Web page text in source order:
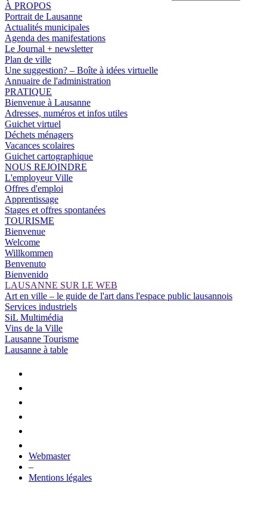
À PROPOS
Portrait de Lausanne
Actualités municipales
Agenda des manifestations
Le Journal + newsletter
Plan de ville
Une suggestion? – Boîte à idées virtuelle
Annuaire de l'administration
PRATIQUE
Bienvenue à Lausanne
Adresses, numéros et infos utiles
Guichet virtuel
Déchets ménagers
Vacances scolaires
Guichet cartographique
NOUS REJOINDRE
L'employeur Ville
Offres d'emploi
Apprentissage
Stages et offres spontanées
TOURISME
Bienvenue
Welcome
Willkommen
Benvenuto
Bienvenido
LAUSANNE SUR LE WEB
Art en ville – le guide de l'art dans l'espace public lausannois
Services industriels
SiL Multimédia
Vins de la Ville
Lausanne Tourisme
Lausanne à table
Webmaster
–
Mentions légales